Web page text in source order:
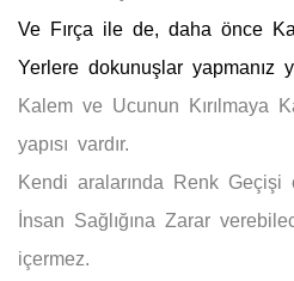
Ve Fırça ile de, daha önce
Yerlere dokunuşlar yapmanız
Kalem ve Ucunun Kırılmaya
yapısı vardır.
Kendi aralarında Renk Geçişi
İnsan Sağlığına Zarar
içermez.